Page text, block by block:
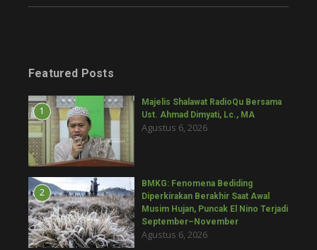
Featured Posts
1
Majelis Shalawat RadioQu Bersama
Ust. Ahmad Dimyati, Lc., MA
Agustus 6, 2026
2
BMKG: Fenomena Bediding
Diperkirakan Berakhir Saat Awal
Musim Hujan, Puncak El Nino Terjadi
September–November
Agustus 6, 2026